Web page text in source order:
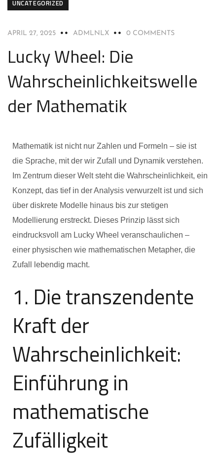
UNCATEGORIZED
APRIL 27, 2025 ADMLNLX 0 COMMENTS
Lucky Wheel: Die
Wahrscheinlichkeitswelle
der Mathematik
Mathematik ist nicht nur Zahlen und Formeln – sie ist
die Sprache, mit der wir Zufall und Dynamik verstehen.
Im Zentrum dieser Welt steht die Wahrscheinlichkeit, ein
Konzept, das tief in der Analysis verwurzelt ist und sich
über diskrete Modelle hinaus bis zur stetigen
Modellierung erstreckt. Dieses Prinzip lässt sich
eindrucksvoll am Lucky Wheel veranschaulichen –
einer physischen wie mathematischen Metapher, die
Zufall lebendig macht.
1. Die transzendente
Kraft der
Wahrscheinlichkeit:
Einführung in
mathematische
Zufälligkeit